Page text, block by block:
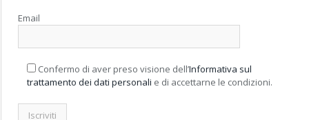
Email
Confermo di aver preso visione dell’Informativa sul
trattamento dei dati personali e di accettarne le condizioni.